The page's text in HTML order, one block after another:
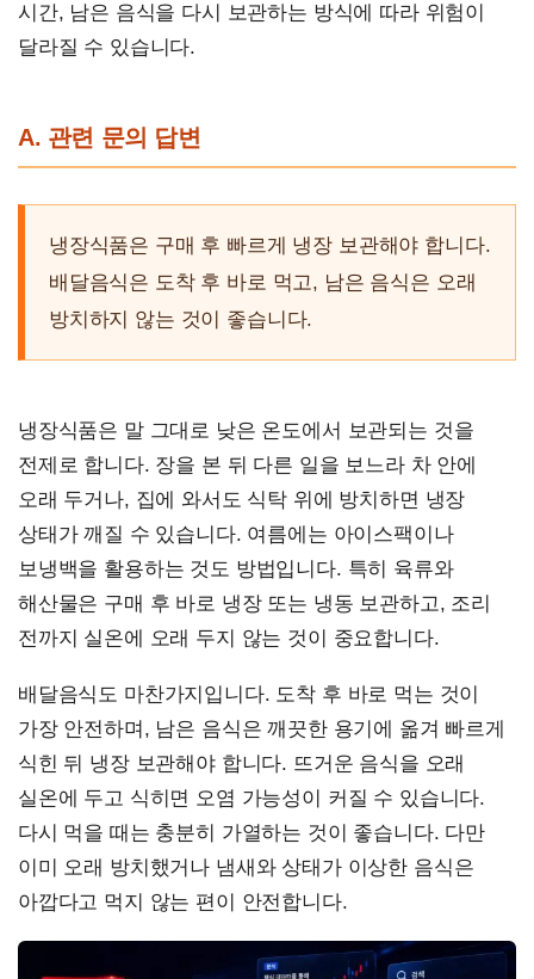
시간, 남은 음식을 다시 보관하는 방식에 따라 위험이
달라질 수 있습니다.
A. 관련 문의 답변
냉장식품은 구매 후 빠르게 냉장 보관해야 합니다.
배달음식은 도착 후 바로 먹고, 남은 음식은 오래
방치하지 않는 것이 좋습니다.
냉장식품은 말 그대로 낮은 온도에서 보관되는 것을
전제로 합니다. 장을 본 뒤 다른 일을 보느라 차 안에
오래 두거나, 집에 와서도 식탁 위에 방치하면 냉장
상태가 깨질 수 있습니다. 여름에는 아이스팩이나
보냉백을 활용하는 것도 방법입니다. 특히 육류와
해산물은 구매 후 바로 냉장 또는 냉동 보관하고, 조리
전까지 실온에 오래 두지 않는 것이 중요합니다.
배달음식도 마찬가지입니다. 도착 후 바로 먹는 것이
가장 안전하며, 남은 음식은 깨끗한 용기에 옮겨 빠르게
식힌 뒤 냉장 보관해야 합니다. 뜨거운 음식을 오래
실온에 두고 식히면 오염 가능성이 커질 수 있습니다.
다시 먹을 때는 충분히 가열하는 것이 좋습니다. 다만
이미 오래 방치했거나 냄새와 상태가 이상한 음식은
아깝다고 먹지 않는 편이 안전합니다.